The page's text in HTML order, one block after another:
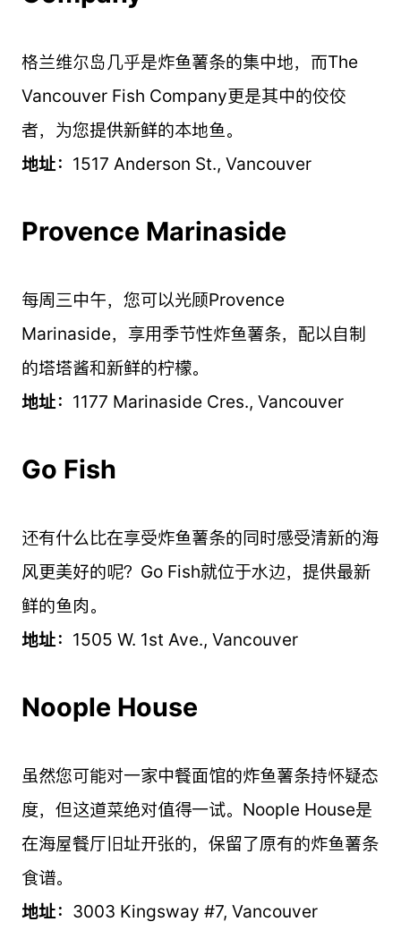
格兰维尔岛几乎是炸鱼薯条的集中地，而The
Vancouver Fish Company更是其中的佼佼
者，为您提供新鲜的本地鱼。
地址： 1517 Anderson St., Vancouver
Provence Marinaside
每周三中午，您可以光顾Provence
Marinaside，享用季节性炸鱼薯条，配以自制
的塔塔酱和新鲜的柠檬。
地址： 1177 Marinaside Cres., Vancouver
Go Fish
还有什么比在享受炸鱼薯条的同时感受清新的海
风更美好的呢？Go Fish就位于水边，提供最新
鲜的鱼肉。
地址： 1505 W. 1st Ave., Vancouver
Noople House
虽然您可能对一家中餐面馆的炸鱼薯条持怀疑态
度，但这道菜绝对值得一试。Noople House是
在海屋餐厅旧址开张的，保留了原有的炸鱼薯条
食谱。
地址： 3003 Kingsway #7, Vancouver